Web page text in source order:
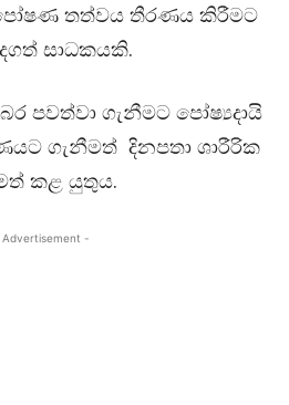
තත්වය තීරණය කිරීමට
සාධකයකි.
පවත්වා ගැනීමට පෝෂ්‍යදායි
ගැනීමත් දිනපතා ශාරීරික
කළ යුතුය.
-